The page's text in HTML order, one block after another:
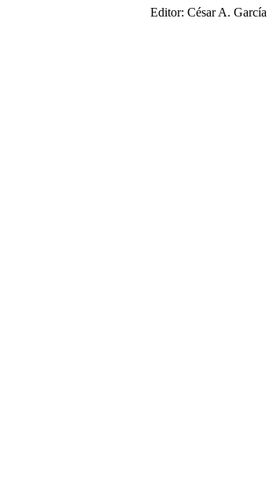
Editor: César A. García